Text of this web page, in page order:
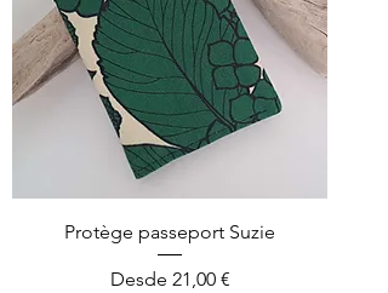
Protège passeport Suzie
Desde 21,00 €
Precio de oferta